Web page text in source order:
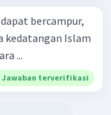
bercampur,
kedatangan Islam
...
Jawaban terverifikasi